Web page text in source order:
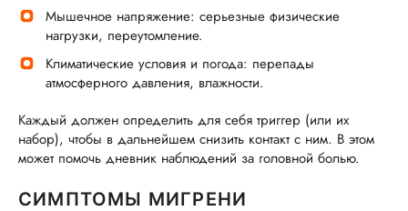
Мышечное напряжение: серьезные физические
нагрузки, переутомление.
Климатические условия и погода: перепады
атмосферного давления, влажности.
Каждый должен определить для себя триггер (или их
набор), чтобы в дальнейшем снизить контакт с ним. В этом
может помочь дневник наблюдений за головной болью.
СИМПТОМЫ МИГРЕНИ